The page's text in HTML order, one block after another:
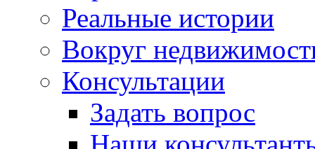
Реальные истории
Вокруг
Консультации
Задать вопрос